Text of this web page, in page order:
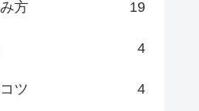
方 19
4
ツ 4